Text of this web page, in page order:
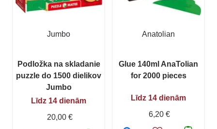
Jumbo
Podložka na skladanie
puzzle do 1500 dielikov
Jumbo
Līdz 14 dienām
20,00 €
Anatolian
Glue 140ml AnaTolian
for 2000 pieces
Līdz 14 dienām
6,20 €